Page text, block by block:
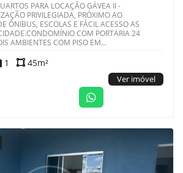
PARA LOCAÇÃO GÁVEA II -
PRIVILEGIADA, PRÓXIMO AO
ÔNIBUS, ESCOLAS E FÁCIL ACESSO AS
COM PORTARIA 24
AMBIENTES COM PISO EM...
1 45m²
Ver imóvel